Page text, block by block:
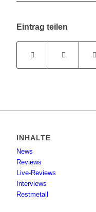
Eintrag teilen
INHALTE
News
Reviews
Live-Reviews
Interviews
Restmetall